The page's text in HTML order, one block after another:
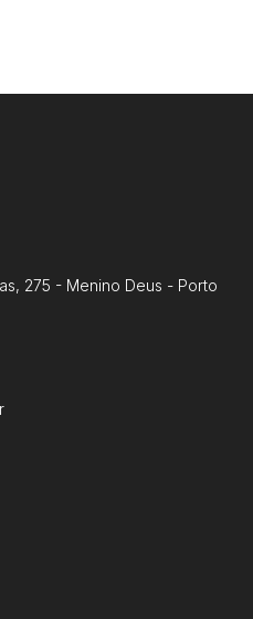
275 - Menino Deus - Porto